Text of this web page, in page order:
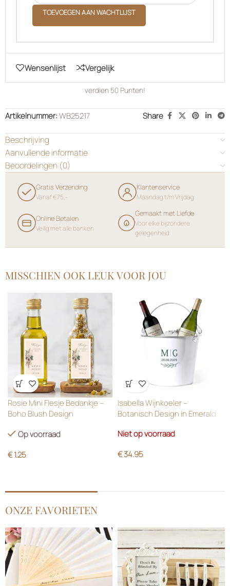
TOEVOEGEN AAN WACHTLIJST
Wensenlijst Vergelijk
verdien 50 Punten!
Artikelnummer:WB25217 Share
Beschrijving
Aanvullende informatie
Beoordelingen (0)
Gratis Verzending
Vanaf €75,-
Klantenservice
Maandag t/m Vrijdag
Online Betalen
Veilig met alle banken
Gemaakt met Liefde
Voor elke bijzondere
gelegenheid
MISSCHIEN OOK LEUK VOOR JOU
Wensenlijst
Rosie Mini Flesje Bedankje –
Boho Blush Design
Op voorraad
€1.25
Wensenlijst
Isabella Wijnkoeler –
Botanisch Design in Emerald
Niet op voorraad
€34.95
ONZE FAVORIETEN